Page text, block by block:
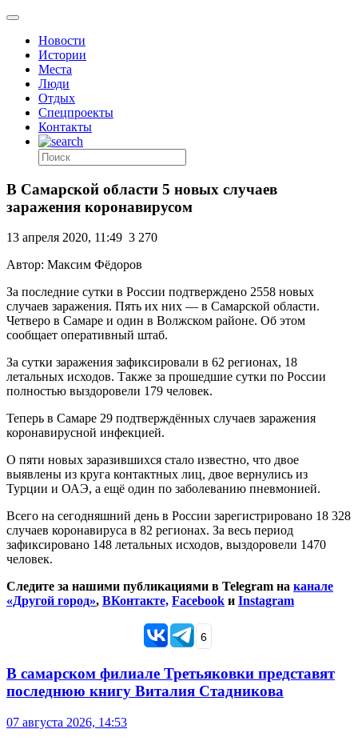
Новости
Истории
Места
Люди
Отдых
Спецпроекты
Контакты
В Самарской области 5 новых случаев
заражения коронавирусом
13 апреля 2020, 11:49 3 270
Автор: Максим Фёдоров
За последние сутки в России подтверждено 2558 новых
случаев заражения. Пять их них — в Самарской области.
Четверо в Самаре и один в Волжском районе. Об этом
сообщает оперативный штаб.
За сутки заражения зафиксировали в 62 регионах, 18
летальных исходов. Также за прошедшие сутки по России
полностью выздоровели 179 человек.
Теперь в Самаре 29 подтверждённых случаев заражения
коронавирусной инфекцией.
О пяти новых заразившихся стало известно, что двое
выявлены из круга контактных лиц, двое вернулись из
Турции и ОАЭ, а ещё один по заболеванию пневмонией.
Всего на сегодняшний день в России зарегистрировано 18 328
случаев коронавируса в 82 регионах. За весь период
зафиксировано 148 летальных исходов, выздоровели 1470
человек.
Следите за нашими публикациями в Telegram на канале
«Другой город», ВКонтакте, Facebook и Instagram
6
В самарском филиале Третьяковки представят
последнюю книгу Виталия Стадникова
07 августа 2026, 14:53